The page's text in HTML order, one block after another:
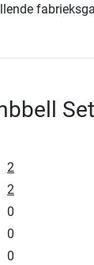
2
2
0
0
0